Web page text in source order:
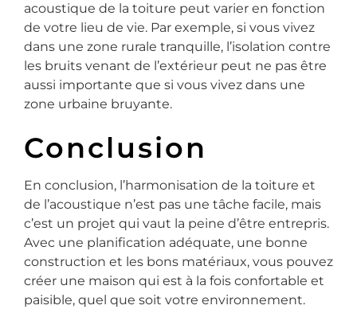
acoustique de la toiture peut varier en fonction
de votre lieu de vie. Par exemple, si vous vivez
dans une zone rurale tranquille, l’isolation contre
les bruits venant de l’extérieur peut ne pas être
aussi importante que si vous vivez dans une
zone urbaine bruyante.
Conclusion
En conclusion, l’harmonisation de la toiture et
de l’acoustique n’est pas une tâche facile, mais
c’est un projet qui vaut la peine d’être entrepris.
Avec une planification adéquate, une bonne
construction et les bons matériaux, vous pouvez
créer une maison qui est à la fois confortable et
paisible, quel que soit votre environnement.